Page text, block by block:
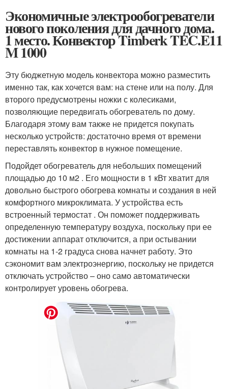
Экономичные электрообогреватели
нового поколения для дачного дома.
1 место. Конвектор Timberk TEC.E11
M 1000
Эту бюджетную модель конвектора можно разместить
именно так, как хочется вам: на стене или на полу. Для
второго предусмотрены ножки с колесиками,
позволяющие передвигать обогреватель по дому.
Благодаря этому вам также не придется покупать
несколько устройств: достаточно время от времени
переставлять конвектор в нужное помещение.
Подойдет обогреватель для небольших помещений
площадью до 10 м2 . Его мощности в 1 кВт хватит для
довольно быстрого обогрева комнаты и создания в ней
комфортного микроклимата. У устройства есть
встроенный термостат . Он поможет поддерживать
определенную температуру воздуха, поскольку при ее
достижении аппарат отключится, а при остывании
комнаты на 1-2 градуса снова начнет работу. Это
сэкономит вам электроэнергию, поскольку не придется
отключать устройство – оно само автоматически
контролирует уровень обогрева.